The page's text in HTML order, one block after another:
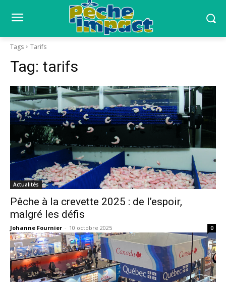
Tags Tarifs
Tag: tarifs
Actualités
Pêche à la crevette 2025 : de l’espoir,
malgré les défis
Johanne Fournier - 10 octobre 2025 0